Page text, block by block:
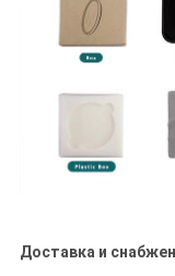
Доставка и